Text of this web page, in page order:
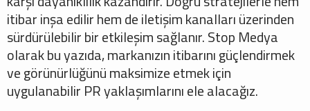
itibar inşa edilir hem de iletişim kanalları üzerinden
sürdürülebilir bir etkileşim sağlanır. Stop Medya
olarak bu yazıda, markanızın itibarını güçlendirmek
ve görünürlüğünü maksimize etmek için
uygulanabilir PR yaklaşımlarını ele alacağız.